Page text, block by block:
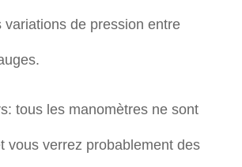
variations de pression entre
tous les manomètres ne sont
vous verrez probablement des